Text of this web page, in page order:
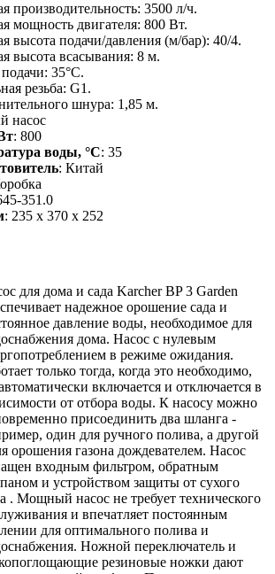
производительность: 3500 л/ч.
мощность двигателя: 800 Вт.
высота подачи/давления (м/бар): 40/4.
высота всасывания: 8 м.
35°С.
резьба: G1.
шнура: 1,85 м.
насос
: 800
воды, °С: 35
: Китай
351.0
: 235 х 370 х 252
для дома и сада Karcher BP 3 Garden
надежное орошение сада и
давление воды, необходимое для
дома. Насос с нулевым
в режиме ожидания.
только тогда, когда это необходимо,
включается и отключается в
от отбора воды. К насосу можно
присоединить два шланга -
один для ручного полива, а другой
орошения газона дождевателем. Насос
входным фильтром, обратным
и устройством защиты от сухого
. Мощный насос не требует технического
и впечатляет постоянным
для оптимального полива и
Ножной переключатель и
резиновые ножки дают